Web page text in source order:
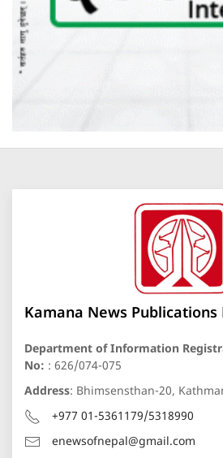
Kamana News Publications
Department of Information
No: : 626/074-075
Address: Bhimsensthan-20,
+977 01-5361179/5318990
enewsofnepal@gmail.com